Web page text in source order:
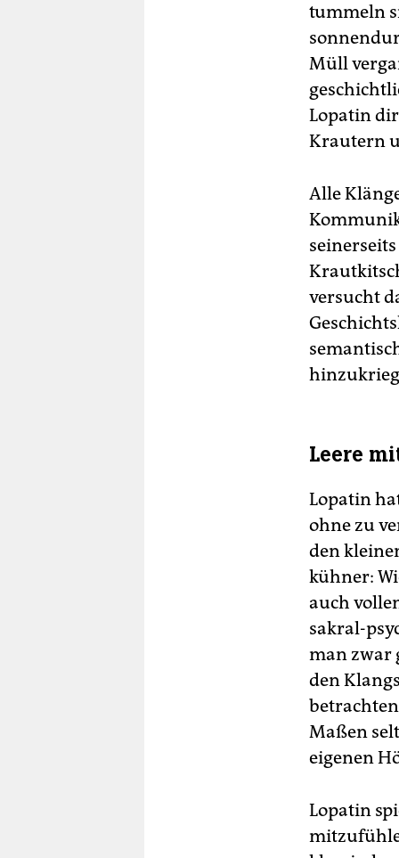
tummeln
Müll
Lopatin
Krautern
Alle
versucht
Leere
Lopatin
ohne zu
den
kühner:
auch
sakral-
man zwar
den
Maßen
eigenen
Lopatin